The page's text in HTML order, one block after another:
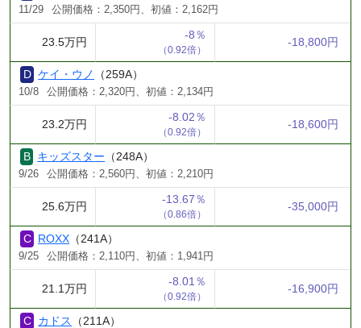
11/29 公開価格：2,350円、初値：2,162円
23.5万円
-8％
（0.92倍）
-18,800円
ケイ・ウノ （259A）
10/8 公開価格：2,320円、初値：2,134円
23.2万円
-8.02％
（0.92倍）
-18,600円
キッズスター （248A）
9/26 公開価格：2,560円、初値：2,210円
25.6万円
-13.67％
（0.86倍）
-35,000円
ROXX （241A）
9/25 公開価格：2,110円、初値：1,941円
21.1万円
-8.01％
（0.92倍）
-16,900円
カドス （211A）